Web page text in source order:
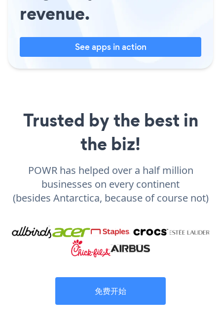
revenue.
See apps in action
Trusted by the best in
the biz!
POWR has helped over a half million
businesses on every continent
(besides Antarctica, because of course not)
免费开始